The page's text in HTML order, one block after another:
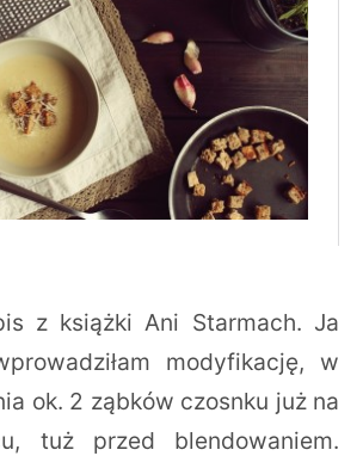
z książki Ani Starmach. Ja
modyfikację, w
ok. 2 ząbków czosnku już na
tuż przed blendowaniem.